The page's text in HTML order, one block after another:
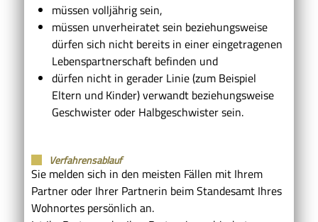
müssen volljährig sein,
müssen unverheiratet sein beziehungsweise
dürfen sich nicht bereits in einer eingetragenen
Lebenspartnerschaft befinden und
dürfen nicht in gerader Linie(zum Beispiel
Eltern und Kinder)verwandt beziehungsweise
Geschwister oder Halbgeschwister sein.
Verfahrensablauf
Sie melden sich in den meisten Fällen mit Ihrem
Partner oder Ihrer Partnerin beim Standesamt Ihres
Wohnortes persönlich an.